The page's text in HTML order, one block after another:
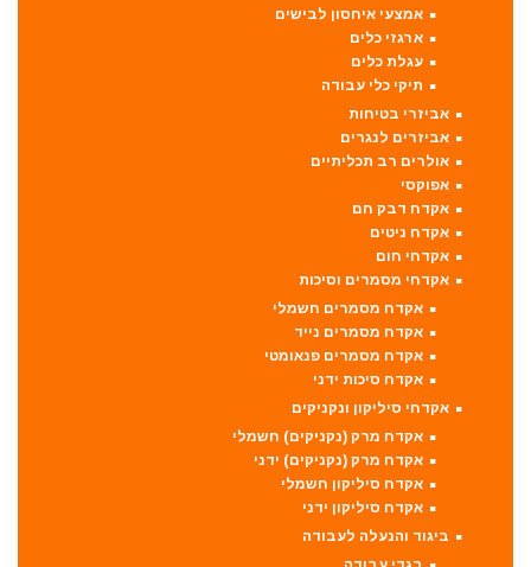
אמצעי איחסון לבישים
ארגזי כלים
עגלת כלים
תיקי כלי עבודה
אביזרי בטיחות
אביזרים לנגרים
אולרים רב תכליתיים
אפוקסי
אקדח דבק חם
אקדח ניטים
אקדחי חום
אקדחי מסמרים וסיכות
אקדח מסמרים חשמלי
אקדח מסמרים נייד
אקדח מסמרים פנאומטי
אקדח סיכות ידני
אקדחי סיליקון ונקניקים
אקדח מרק (נקניקים) חשמלי
אקדח מרק (נקניקים) ידני
אקדח סיליקון חשמלי
אקדח סיליקון ידני
ביגוד והנעלה לעבודה